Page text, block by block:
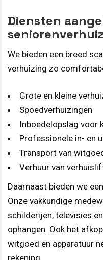
Diensten
We bieden een breed
verhuizing zo
Grote en kleine
Spoedverhuizingen
Inboedelopslag voor
Professionele in- en
Transport van
Verhuur van
Daarnaast bieden we
Onze vakkundige
schilderijen, televisies
ophangen. Ook het
witgoed en apparatuur